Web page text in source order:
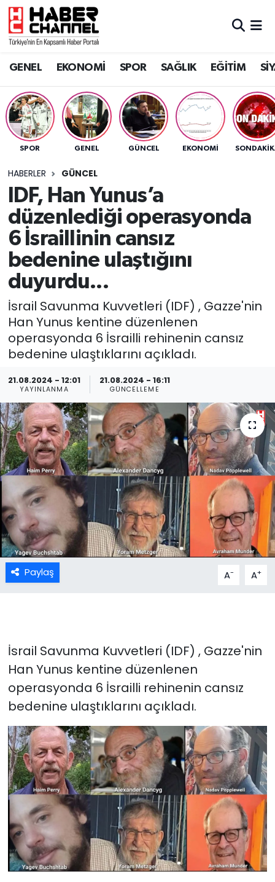
GENEL EKONOMİ SPOR SAĞLIK EĞİTİM
SPOR GENEL GÜNCEL EKONOMİ
HABERLER GÜNCEL
IDF, Han Yunus’a
düzenlediği operasyonda
6 İsraillinin cansız
bedenine ulaştığını
duyurdu...
İsrail Savunma Kuvvetleri (IDF) , Gazze'nin
Han Yunus kentine düzenlenen
operasyonda 6 İsrailli rehinenin cansız
bedenine ulaştıklarını açıkladı.
21.08.2024 - 12:01
YAYINLANMA
21.08.2024 - 16:11
GÜNCELLEME
Paylaş A- A+
İsrail Savunma Kuvvetleri (IDF) , Gazze'nin
Han Yunus kentine düzenlenen
operasyonda 6 İsrailli rehinenin cansız
bedenine ulaştıklarını açıkladı.
GENEL
SPOR
SAĞLIK
EĞİTİM
SİYASET
MAGAZİN
Nöbetçi Eczaneler
Trafik Durumu
Süper Lig Puan Durumu ve Fikstür
Tüm Manşetler
Son Dakika Haberleri
Haber Arşivi